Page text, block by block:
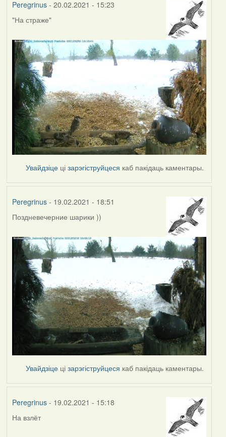
Peregrinus- 20.02.2021 - 15:23
"На страже"
Увайдзіце цізарэгіструйцеся каб пакідаць каментары.
Peregrinus- 19.02.2021 - 18:51
Поздневечерние шарики ))
Увайдзіце цізарэгіструйцеся каб пакідаць каментары.
Peregrinus- 19.02.2021 - 15:18
На взлёт